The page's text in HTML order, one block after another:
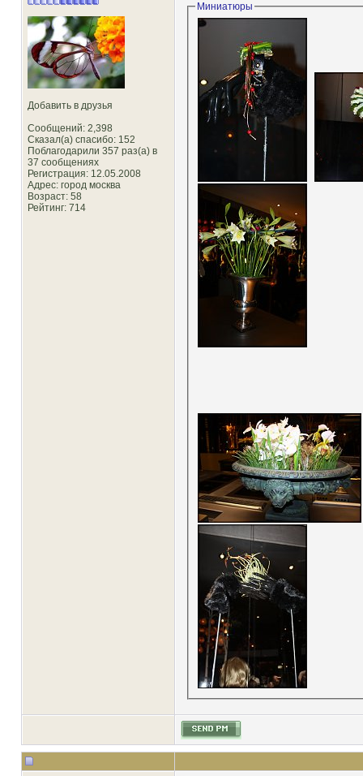
Добавить в друзья
Сообщений: 2,398
Сказал(а) спасибо: 152
Поблагодарили 357 раз(а) в
37 сообщениях
Регистрация: 12.05.2008
Адрес: город москва
Возраст: 58
Рейтинг: 714
Миниатюры